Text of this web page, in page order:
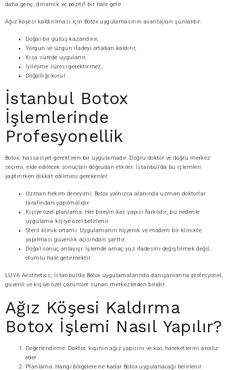
daha genç, dinamik ve pozitif bir hale gelir.
Ağız köşesi kaldırılması için Botox uygulamasının avantajları şunlardır:
Doğal bir gülüş kazandırır,
Yorgun ve üzgün ifadeyi ortadan kaldırır,
Kısa sürede uygulanır,
İyileşme süresi gerektirmez,
Doğallığı korur.
İstanbul Botox
İşlemlerinde
Profesyonellik
Botox, hassasiyet gerektiren bir uygulamadır. Doğru doktor ve doğru merkez
seçimi, elde edilecek sonuçları doğrudan etkiler. İstanbul’da bu işlemleri
yaptırırken dikkat edilmesi gerekenler:
Uzman hekim deneyimi: Botox yalnızca alanında uzman doktorlar
tarafından yapılmalıdır.
Kişiye özel planlama: Her bireyin kas yapısı farklıdır, bu nedenle
uygulama kişiye özel belirlenir.
Steril klinik ortamı: Uygulamanın hijyenik ve modern bir klinikte
yapılması güvenlik açısından şarttır.
Doğal sonuç anlayışı: İşlemde amaç yüz ifadesini değiştirmek değil,
olumlu hale getirmektir.
LUVA Aesthetics, İstanbul’da Botox uygulamalarında danışanlarına profesyonel,
güvenli ve kişiye özel çözümler sunan merkezlerden biridir.
Ağız Köşesi Kaldırma
Botox İşlemi Nasıl Yapılır?
Değerlendirme: Doktor, kişinin ağız yapısını ve kas hareketlerini analiz
eder.
Planlama: Hangi bölgelere ne kadar Botox uygulanacağı belirlenir.